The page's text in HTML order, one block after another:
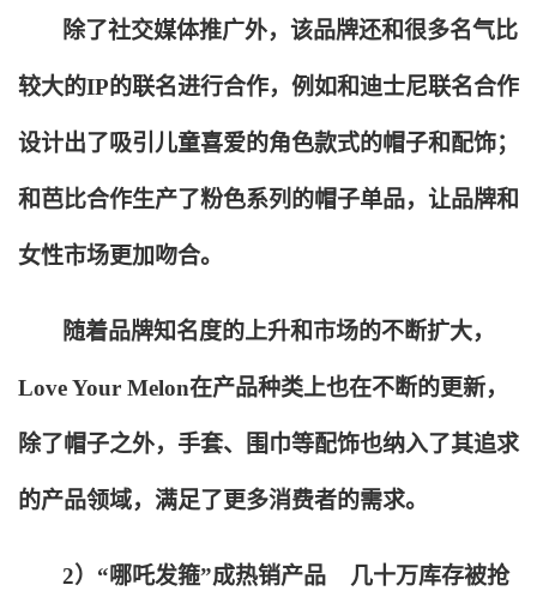
除了社交媒体推广外，该品牌还和很多名气比
较大的IP的联名进行合作，例如和迪士尼联名合作
设计出了吸引儿童喜爱的角色款式的帽子和配饰；
和芭比合作生产了粉色系列的帽子单品，让品牌和
女性市场更加吻合。
随着品牌知名度的上升和市场的不断扩大，
Love Your Melon在产品种类上也在不断的更新，
除了帽子之外，手套、围巾等配饰也纳入了其追求
的产品领域，满足了更多消费者的需求。
2）“哪吒发箍”成热销产品 几十万库存被抢